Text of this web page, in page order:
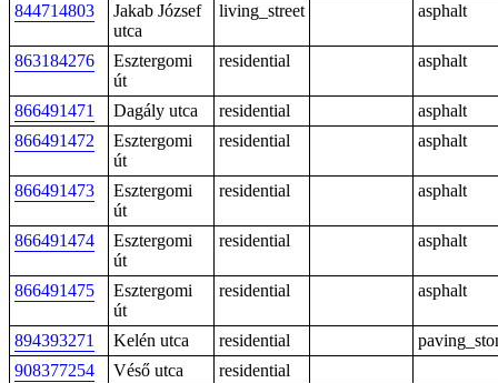
844714803
Jakab József
utca
living_street asphalt
863184276
Esztergomi
út
residential asphalt
866491471 Dagály utca residential
asphalt
866491472
Esztergomi
út
residential asphalt
866491473
Esztergomi
út
residential asphalt
866491474
Esztergomi
út
residential asphalt
866491475
Esztergomi
út
residential asphalt
894393271 Kelén utca residential
908377254
Véső utca
residential